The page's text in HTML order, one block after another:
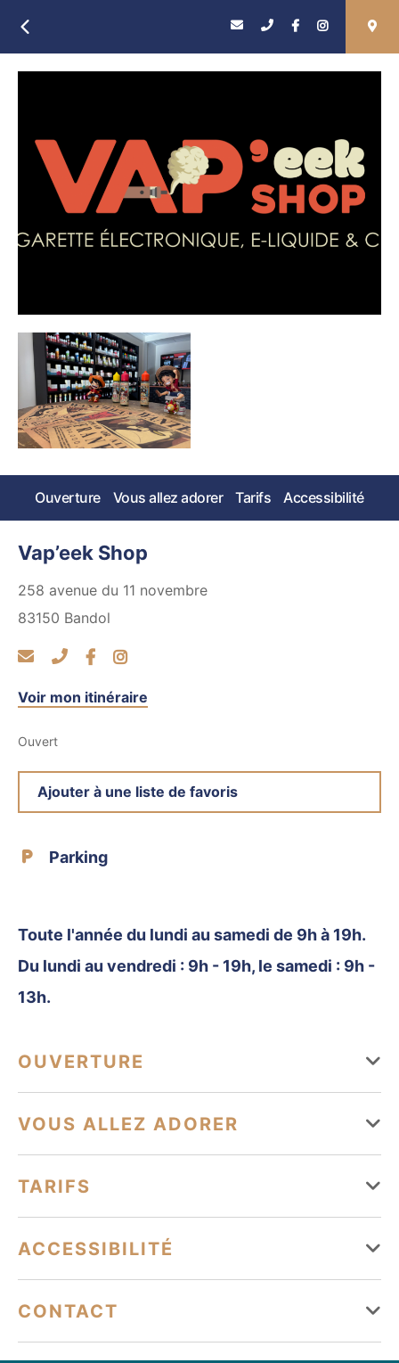
Ouverture Vous allez adorer Tarifs Accessibilité
Vap’eek Shop
258 avenue du 11 novembre
83150 Bandol
Voir mon itinéraire
Ouvert
Ajouter à une liste de favoris
Parking
Toute l'année du lundi au samedi de 9h à 19h.
Du lundi au vendredi : 9h - 19h, le samedi : 9h -
13h.
OUVERTURE
Du 01 janvier au 31 décembre
Lundi Ouvert de 09h à 19h
Mardi
Ouvert de 09h à 19h
Vendredi
VOUS ALLEZ ADORER
Climatisation Parking à proximité
Services
Animaux acceptés
TARIFS
Moyens de paiement
Carte bancaire/crédit Espèces
ACCESSIBILITÉ
CONTACT